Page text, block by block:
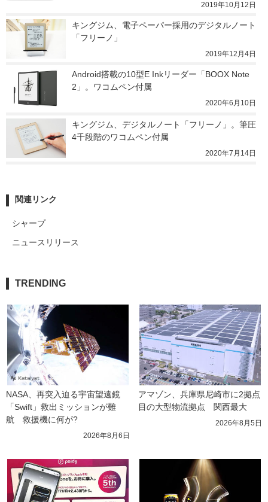
2019年10月12日
キングジム、電子ペーパー採用のデジタルノート
「フリーノ」
2019年12月4日
Android搭載の10型E Inkリーダー「BOOX Note
2」。ワコムペン付属
2020年6月10日
キングジム、デジタルノート「フリーノ」。筆圧
4千段階のワコムペン付属
2020年7月14日
関連リンク
シャープ
ニュースリリース
TRENDING
NASA、再突入迫る宇宙望遠鏡
「Swift」救出ミッションが難
航　救援機に何が?
2026年8月6日
アマゾン、兵庫県尼崎市に2拠点
目の大型物流拠点　関西最大
2026年8月5日